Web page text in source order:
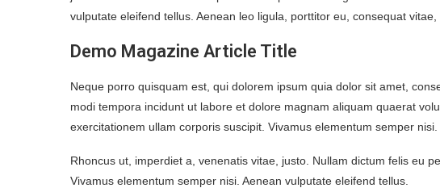
vulputate eleifend tellus. Aenean leo ligula, porttitor eu, consequat vitae,
Demo Magazine Article Title
Neque porro quisquam est, qui dolorem ipsum quia dolor sit amet,
modi tempora incidunt ut labore et dolore magnam aliquam quaerat
exercitationem ullam corporis suscipit. Vivamus elementum semper
Rhoncus ut, imperdiet a, venenatis vitae, justo. Nullam dictum felis eu
Vivamus elementum semper nisi. Aenean vulputate eleifend tellus.